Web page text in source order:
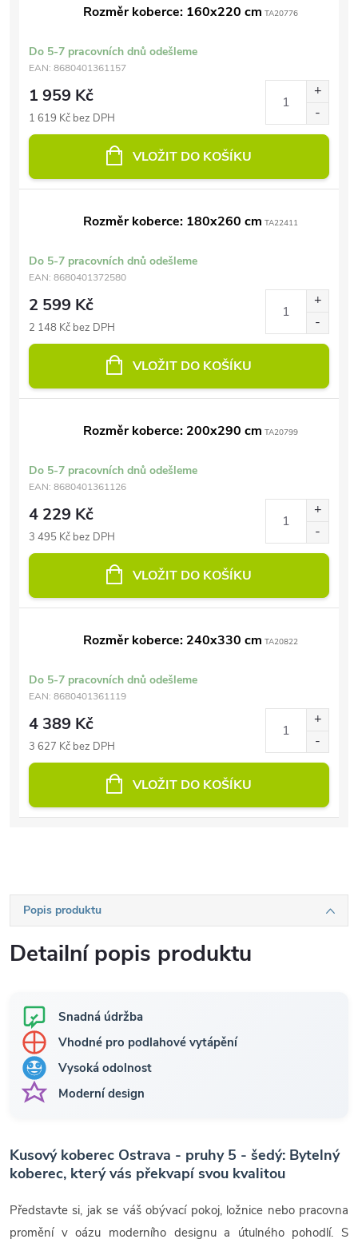
Rozměr koberce: 160x220 cm TA20776
Do 5-7 pracovních dnů odešleme
EAN: 8680401361157
1 959 Kč
1 619 Kč bez DPH
VLOŽIT DO KOŠÍKU
Rozměr koberce: 180x260 cm TA22411
Do 5-7 pracovních dnů odešleme
EAN: 8680401372580
2 599 Kč
2 148 Kč bez DPH
VLOŽIT DO KOŠÍKU
Rozměr koberce: 200x290 cm TA20799
Do 5-7 pracovních dnů odešleme
EAN: 8680401361126
4 229 Kč
3 495 Kč bez DPH
VLOŽIT DO KOŠÍKU
Rozměr koberce: 240x330 cm TA20822
Do 5-7 pracovních dnů odešleme
EAN: 8680401361119
4 389 Kč
3 627 Kč bez DPH
VLOŽIT DO KOŠÍKU
Popis produktu
Detailní popis produktu
Snadná údržba
Vhodné pro podlahové vytápění
Vysoká odolnost
Moderní design
Kusový koberec Ostrava - pruhy 5 - šedý: Bytelný
koberec, který vás překvapí svou kvalitou
Představte si, jak se váš obývací pokoj, ložnice nebo pracovna
promění v oázu moderního designu a útulného pohodlí. S